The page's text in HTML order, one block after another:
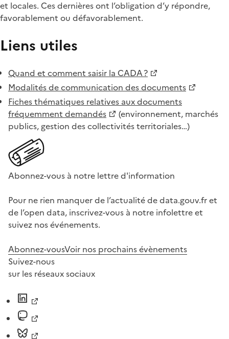
et locales. Ces dernières ont l’obligation d’y répondre,
favorablement ou défavorablement.
Liens utiles
Quand et comment saisir la CADA ?
Modalités de communication des documents
Fiches thématiques relatives aux documents
fréquemment demandés
(environnement, marchés
publics, gestion des collectivités territoriales…)
Abonnez-vous à notre lettre d'information
Pour ne rien manquer de l’actualité de data.gouv.fr et
de l’open data, inscrivez-vous à notre infolettre et
suivez nos événements.
Abonnez-vousVoir nos prochains évènements
Suivez-nous
sur les réseaux sociaux